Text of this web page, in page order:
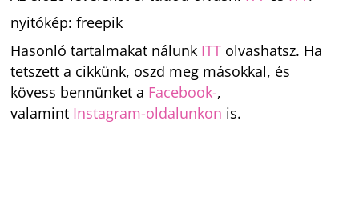
nyitókép: freepik
Hasonló tartalmakat nálunk ITT olvashatsz. Ha
tetszett a cikkünk, oszd meg másokkal, és
kövess bennünket a Facebook-,
valamint Instagram-oldalunkon is.